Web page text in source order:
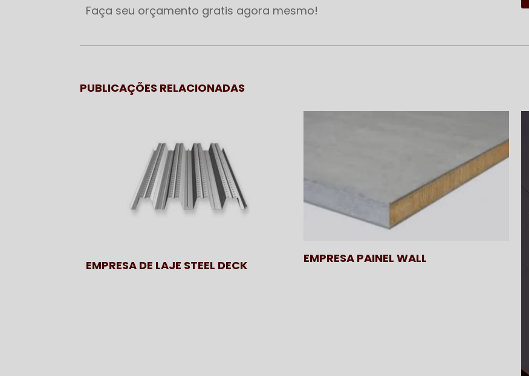
Faça seu orçamento gratis agora mesmo!
PUBLICAÇÕES RELACIONADAS
EMPRESA DE LAJE STEEL DECK EMPRESA PAINEL WALL